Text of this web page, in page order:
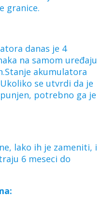
granice.
danas je 4
na samom uređaju
akumulatora
se utvrdi da je
potrebno ga je
lako ih je zameniti, i
6 meseci do